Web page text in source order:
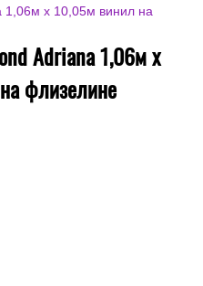
1,06м х 10,05м винил на
Adriana 1,06м х
флизелине